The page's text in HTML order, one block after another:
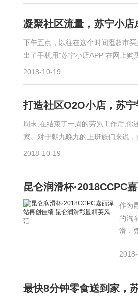
凝聚社区流量，苏宁小店
下午五点，以往在这个时间逛超市
出了手机用"苏宁小店APP"在网上
2018-10-19
打造社区O2O小店，苏
周末,在结束了一周的劳累工作后,
家。对于朝九晚九的上班族们来说
2018-10-19
昆仑润滑杯·2018CCPC
作为
的汽
滑，
最快8分钟零食送到家，